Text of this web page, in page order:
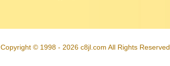
Copyright © 1998 - 2026 c8jl.com All Rights Reserved